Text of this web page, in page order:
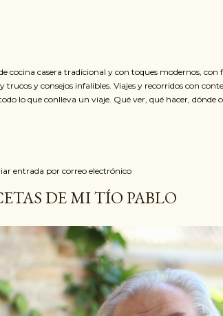
cocina casera tradicional y con toques modernos, con
trucos y consejos infalibles. Viajes y recorridos con
lo que conlleva un viaje. Qué ver, qué hacer, dónde
entrada por correo electrónico
DE MI TÍO PABLO